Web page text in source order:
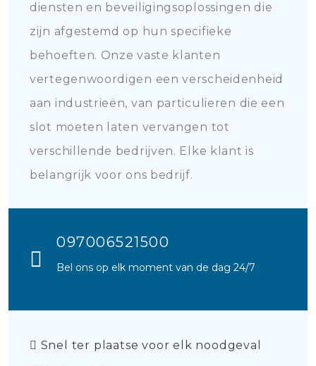
diensten en beveiligingsoplossingen die
zijn afgestemd op hun specifieke
behoeften. Onze vaste klanten
vertegenwoordigen een verscheidenheid
aan industrieën, van particulieren die een
slot moeten laten vervangen tot
verschillende bedrijven. Elke klant is
belangrijk voor ons bedrijf.
097006521500
Bel ons op elk moment van de dag 24/7
Snel ter plaatse voor elk noodgeval